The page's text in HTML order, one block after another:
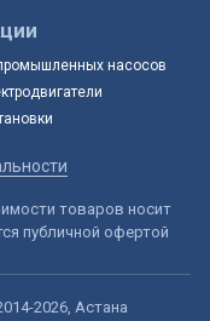
насосов
товаров носит
публичной офертой
2026, Астана